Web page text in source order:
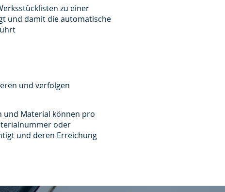
zu einer
und damit die automatische
und verfolgen
und Material können pro
oder
und deren Erreichung